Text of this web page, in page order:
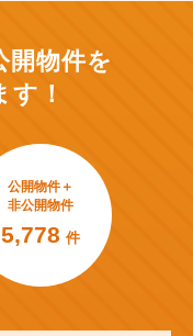
開物件を
！
公開物件＋
非公開物件
5,778 件